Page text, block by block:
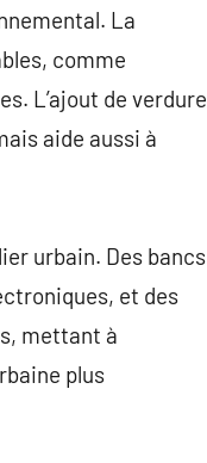
La
comme
L’ajout de verdure
aide aussi à
urbain. Des bancs
et des
mettant à
plus